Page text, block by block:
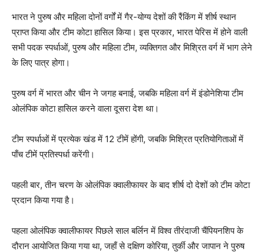
भारत ने पुरुष और महिला दोनों वर्गों में गैर-योग्य देशों की रैंकिंग में शीर्ष स्थान
प्राप्त किया और टीम कोटा हासिल किया। इस प्रकार, भारत पेरिस में होने वाली
सभी पदक स्पर्धाओं, पुरुष और महिला टीम, व्यक्तिगत और मिश्रित वर्ग में भाग लेने
के लिए पात्र होगा।
पुरुष वर्ग में भारत और चीन ने जगह बनाई, जबकि महिला वर्ग में इंडोनेशिया टीम
ओलंपिक कोटा हासिल करने वाला दूसरा देश था।
टीम स्पर्धाओं में प्रत्येक खंड में 12 टीमें होंगी, जबकि मिश्रित प्रतियोगिताओं में
पाँच टीमें प्रतिस्पर्धा करेंगी।
पहली बार, तीन चरण के ओलंपिक क्वालीफायर के बाद शीर्ष दो देशों को टीम कोटा
प्रदान किया गया है।
पहला ओलंपिक क्वालीफायर पिछले साल बर्लिन में विश्व तीरंदाजी चैंपियनशिप के
दौरान आयोजित किया गया था, जहाँ से दक्षिण कोरिया, तुर्की और जापान ने पुरुष